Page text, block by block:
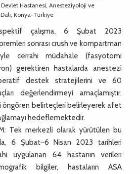
Devlet Hastanesi, Anesteziyoloji ve
Konya-Türkiye
çalışma, 6 Şubat 2023
sonrası crush ve kompartman
cerrahi müdahale (fasyotomi
gerektiren hastalarda anestezi
destek stratejilerini ve 60
değerlendirmeyi amaçlamıştır.
öngören belirteçleri belirleyerek afet
hedeflemektedir.
Tek merkezli olarak yürütülen bu
6 Şubat–6 Nisan 2023 tarihleri
uygulanan 64 hastanın verileri
bilgiler, hastaların ASA